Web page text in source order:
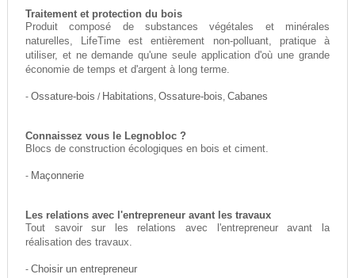
Traitement et protection du bois
Produit composé de substances végétales et minérales
naturelles, LifeTime est entièrement non-polluant, pratique à
utiliser, et ne demande qu'une seule application d'où une grande
économie de temps et d'argent à long terme.
- Ossature-bois / Habitations, Ossature-bois, Cabanes
Connaissez vous le Legnobloc ?
Blocs de construction écologiques en bois et ciment.
- Maçonnerie
Les relations avec l'entrepreneur avant les travaux
Tout savoir sur les relations avec l'entrepreneur avant la
réalisation des travaux.
- Choisir un entrepreneur